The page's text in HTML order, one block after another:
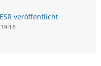
veröffentlicht